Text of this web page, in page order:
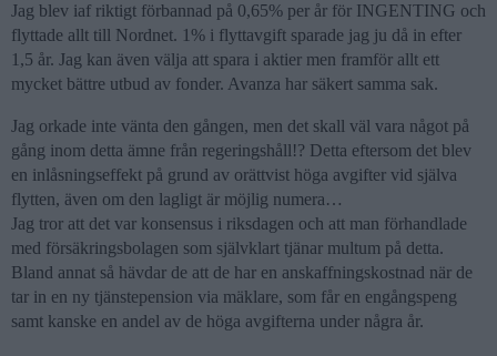
Jag blev iaf riktigt förbannad på 0,65% per år för INGENTING och
flyttade allt till Nordnet. 1% i flyttavgift sparade jag ju då in efter
1,5 år. Jag kan även välja att spara i aktier men framför allt ett
mycket bättre utbud av fonder. Avanza har säkert samma sak.
Jag orkade inte vänta den gången, men det skall väl vara något på
gång inom detta ämne från regeringshåll!? Detta eftersom det blev
en inlåsningseffekt på grund av orättvist höga avgifter vid själva
flytten, även om den lagligt är möjlig numera…
Jag tror att det var konsensus i riksdagen och att man förhandlade
med försäkringsbolagen som självklart tjänar multum på detta.
Bland annat så hävdar de att de har en anskaffningskostnad när de
tar in en ny tjänstepension via mäklare, som får en engångspeng
samt kanske en andel av de höga avgifterna under några år.